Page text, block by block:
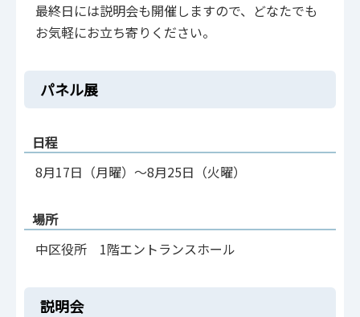
最終日には説明会も開催しますので、どなたでも
お気軽にお立ち寄りください。
パネル展
日程
8月17日（月曜）～8月25日（火曜）
場所
中区役所 1階エントランスホール
説明会